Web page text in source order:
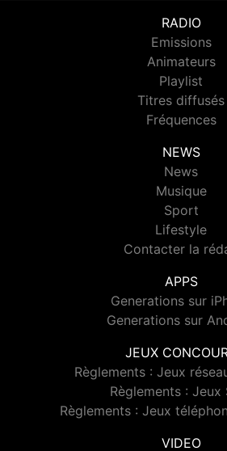
RADIO
Emissions
Animateurs
Playlist
Titres diffusés
Fréquences
NEWS
News
Musique
Sport
Lifestyle
Contacter la
APPS
Generations sur
Generations sur
JEUX
Règlements : Jeux
Règlements : Jeux
Règlements : Jeux
VIDEO